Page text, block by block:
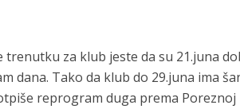
za klub jeste da su 21.juna
dana. Tako da klub do 29.juna ima
reprogram duga prema